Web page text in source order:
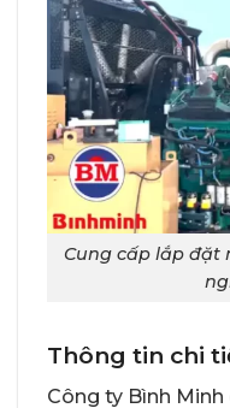
Cung cấp lắp đặt
Thông tin chi
Công ty Bình